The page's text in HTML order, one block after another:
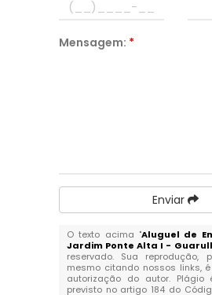
Mensagem: *
Enviar
O texto acima "Aluguel de
Jardim Ponte Alta I -
reservado. Sua reprodução,
mesmo citando nossos links,
autorização do autor.
previsto no artigo 184 do